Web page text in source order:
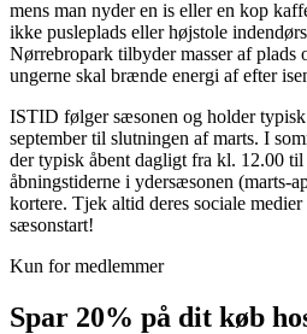
mens man nyder en is eller en kop
ikke pusleplads eller højstole
Nørrebropark tilbyder masser af plads
ungerne skal brænde energi af efter
ISTID følger sæsonen og holder
september til slutningen af marts. I
der typisk åbent dagligt fra kl. 12.00
åbningstiderne i ydersæsonen (marts-
kortere. Tjek altid deres sociale
sæsonstart!
Kun for medlemmer
Spar 20% på dit køb